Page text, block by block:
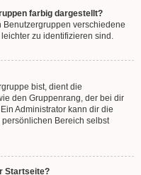
farbig dargestellt?
Benutzergruppen verschiedene
zu identifizieren sind.
bist, dient die
den Gruppenrang, der bei dir
Administrator kann dir die
Bereich selbst
Startseite?